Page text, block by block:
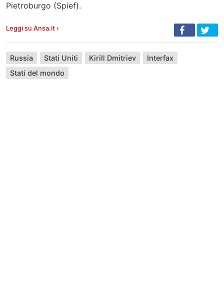
Pietroburgo (Spief).
Leggi su Ansa.it ›
Russia Stati Uniti Kirill Dmitriev
Interfax
Stati del mondo